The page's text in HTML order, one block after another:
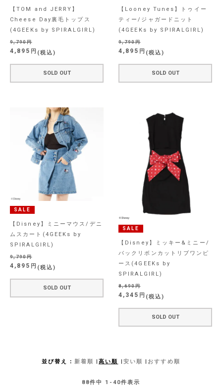
【TOM and JERRY】
Cheese Day裏毛トップス
(4GEEKs by SPIRALGIRL)
9,790
4,895 税込
SOLD OUT
【Looney Tunes】トゥイー
ティー/ジャガードニット
(4GEEKs by SPIRALGIRL)
9,790
4,895 税込
SOLD OUT
SALE
【Disney】ミニーマウス/デニ
ムスカート(4GEEKs by
SPIRALGIRL)
9,790
4,895 税込
SOLD OUT
SALE
【Disney】ミッキー&ミニー/
バックリボンカットリブワンピ
ース(4GEEKs by
SPIRALGIRL)
8,690
4,345 税込
SOLD OUT
並び替え 新着順 高い順 安い順 おすすめ順
88件中 1 - 40件表示